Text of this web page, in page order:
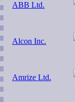
ABB Ltd.
Alcon Inc.
Amrize Ltd.